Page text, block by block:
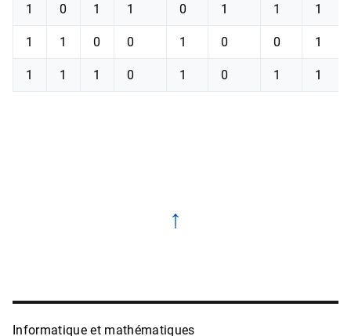
1 0 1 1 0 1 1 1
1 1 0 0 1 0 0 1
1 1 1 0 1 0 1 1
↑
Informatique et mathématiques